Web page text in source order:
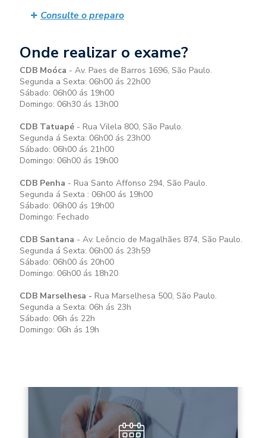
Consulte o preparo
Onde realizar o exame?
CDB Moóca - Av. Paes de Barros 1696, São Paulo.
Segunda a Sexta: 06h00 ás 22h00
Sábado: 06h00 ás 19h00
Domingo: 06h30 ás 13h00
CDB Tatuapé - Rua Vilela 800, São Paulo.
Segunda á Sexta: 06h00 ás 23h00
Sábado: 06h00 ás 21h00
Domingo: 06h00 ás 19h00
CDB Penha - Rua Santo Affonso 294, São Paulo.
Segunda á Sexta : 06h00 ás 19h00
Sábado: 06h00 ás 19h00
Domingo: Fechado
CDB Santana - Av. Leôncio de Magalhães 874, São Paulo.
Segunda á Sexta: 06h00 ás 23h59
Sábado: 06h00 ás 20h00
Domingo: 06h00 ás 18h20
CDB Marselhesa - Rua Marselhesa 500, São Paulo.
Segunda a Sexta: 06h ás 23h
Sábado: 06h ás 22h
Domingo: 06h ás 19h